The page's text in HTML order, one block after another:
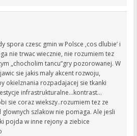
spora czesc gmin w Polsce ‚cos dlubie’ i
nie trwac wiecznie, nie rozumiem tez
„chocholim tancu”gry pozorowanej. W
sie jakis maly akcent rozwoju,
okielznania rozpadajacej sie tkanki
infrastrukturalne…kontrast…
sie coraz wiekszy..rozumiem tez ze
szlakow nie pomaga. Ale jesli
pojda w inne rejony a ziebice